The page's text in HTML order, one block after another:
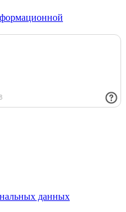
данных